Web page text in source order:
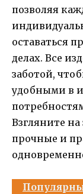
позволяя
оставаться
делах. Все
заботой,
удобными в
Взгляните
прочные и